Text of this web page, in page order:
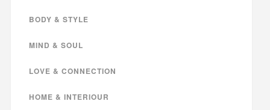
BODY & STYLE
MIND & SOUL
LOVE & CONNECTION
HOME & INTERIOUR